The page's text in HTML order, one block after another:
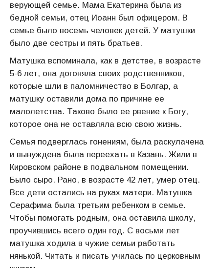
верующей семье. Мама Екатерина была из
бедной семьи, отец Иоанн был офицером. В
семье было восемь человек детей. У матушки
было две сестры и пять братьев.
Матушка вспоминала, как в детстве, в возрасте
5-6 лет, она догоняла своих родственников,
которые шли в паломничество в Болгар, а
матушку оставили дома по причине ее
малолетства. Таково было ее рвение к Богу,
которое она не оставляла всю свою жизнь.
Семья подверглась гонениям, была раскулачена
и вынуждена была переехать в Казань. Жили в
Кировском районе в подвальном помещении.
Было сыро. Рано, в возрасте 42 лет, умер отец.
Все дети остались на руках матери. Матушка
Серафима была третьим ребенком в семье.
Чтобы помогать родным, она оставила школу,
проучившись всего один год. С восьми лет
матушка ходила в чужие семьи работать
нянькой. Читать и писать училась по церковным